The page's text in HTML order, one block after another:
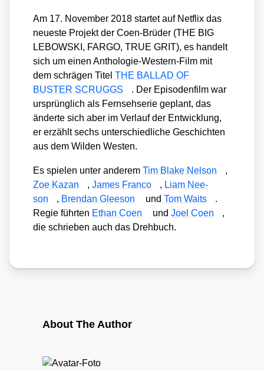
Am 17. Novem­ber 2018 star­tet auf Net­flix das
neu­es­te Pro­jekt der Coen-Brü­der (THE BIG
LEBOWSKI, FARGO, TRUE GRIT), es han­delt
sich um einen Antho­lo­gie-Wes­tern-Film mit
dem schrä­gen TitelTHE BALLAD OF
BUSTER SCRUGGS
. Der Epi­so­den­film war
ursprüng­lich als Fern­seh­se­rie geplant, das
änder­te sich aber im Ver­lauf der Ent­wick­lung,
er erzählt sechs unter­schied­li­che Geschich­ten
aus dem Wil­den Wes­ten.
Es spie­len unter ande­remTim Bla­ke Nel­son
,
Zoe Kazan
,James Fran­co , Liam Nee­
son
, Brendan Glee­son undTom Waits
.
Regie führ­ten Ethan Coen undJoel Coen
,
die schrie­ben auch das Dreh­buch.
About The Author